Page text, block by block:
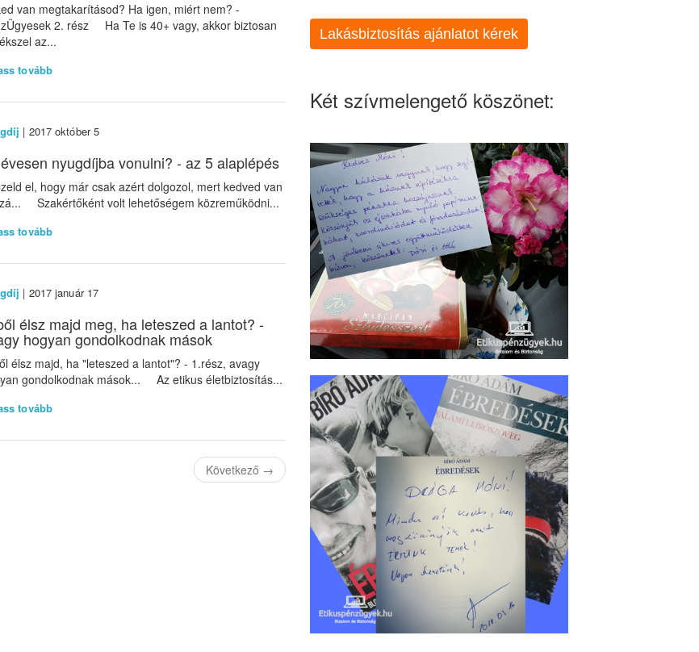
van megtakarításod? Ha igen, miért nem? -
2. rész Ha Te is 40+ vagy, akkor biztosan
az...
tovább
| 2017 október 5
nyugdíjba vonulni? - az 5 alaplépés
el, hogy már csak azért dolgozol, mert kedved van
Szakértőként volt lehetőségem közreműködni...
tovább
| 2017 január 17
élsz majd meg, ha leteszed a lantot? -
hogyan gondolkodnak mások
élsz majd, ha "leteszed a lantot"? - 1.rész, avagy
gondolkodnak mások... Az etikus életbiztosítás...
tovább
Következő →
Lakásbiztosítás ajánlatot kérek
Két szívmelengető köszönet: